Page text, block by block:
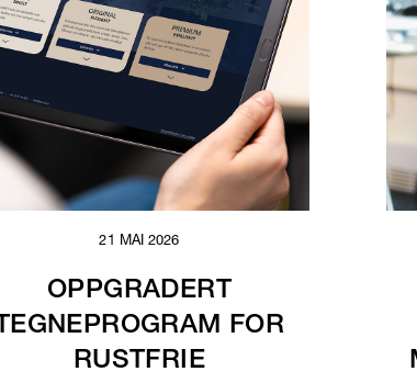
21 MAI 2026
OPPGRADERT
FOR
RUSTFRIE